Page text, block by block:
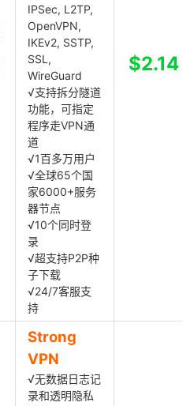
IPSec, L2TP,
OpenVPN,
IKEv2, SSTP,
SSL,
WireGuard
√支持拆分隧道
功能，可指定
程序走VPN通
道
√1百多万用户
√全球65个国
家6000+服务
器节点
√10个同时登
录
√超支持P2P种
子下载
√24/7客服支
持
$2.14
Strong
VPN
√无数据日志记
录和透明隐私